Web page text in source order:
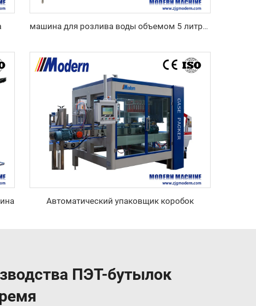
машина для розлива воды объемом 5 литров
Автоматический упаковщик коробок
ПЭТ-бутылок